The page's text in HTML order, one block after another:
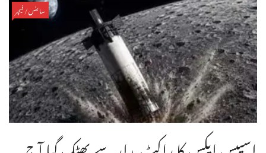
سائنس/فیچر